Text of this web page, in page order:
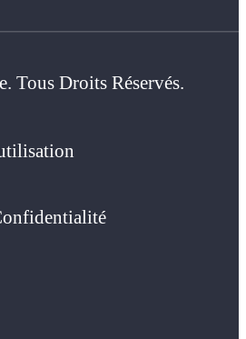
Tous Droits Réservés.